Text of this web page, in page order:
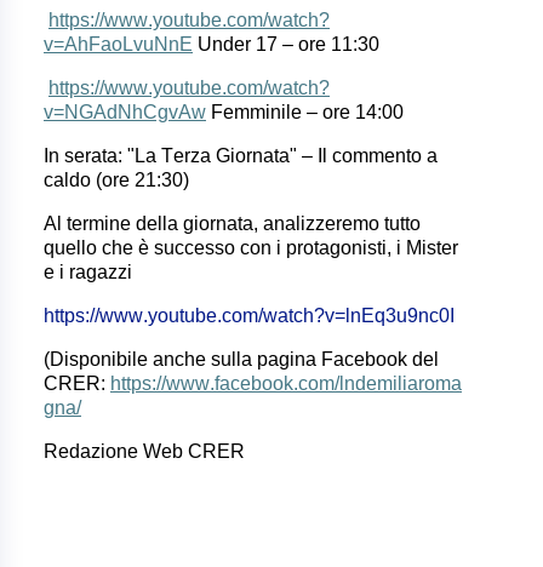
https://www.youtube.com/watch?
v=AhFaoLvuNnE Under 17 – ore 11:30
https://www.youtube.com/watch?
v=NGAdNhCgvAw Femminile – ore 14:00
In serata: "La Terza Giornata" – Il commento a
caldo (ore 21:30)
Al termine della giornata, analizzeremo tutto
quello che è successo con i protagonisti, i Mister
e i ragazzi
https://www.youtube.com/watch?v=lnEq3u9nc0I
(Disponibile anche sulla pagina Facebook del
CRER: https://www.facebook.com/lndemiliaroma
gna/
Redazione Web CRER